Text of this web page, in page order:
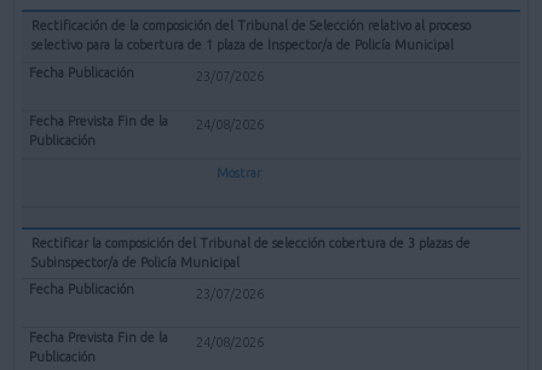
Rectificación de la composición del Tribunal de Selección relativo al proceso
selectivo para la cobertura de 1 plaza de Inspector/a de Policía Municipal
23/07/2026
24/08/2026
Mostrar
Rectificar la composición del Tribunal de selección cobertura de 3 plazas de
Subinspector/a de Policía Municipal
23/07/2026
24/08/2026